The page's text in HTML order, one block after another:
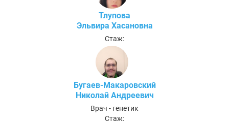
Тлупова
Эльвира Хасановна
Стаж:
Бугаев-Макаровский
Николай Андреевич
Врач - генетик
Стаж: